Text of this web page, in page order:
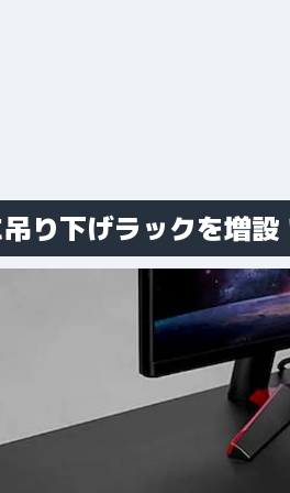
り下げラックを増設